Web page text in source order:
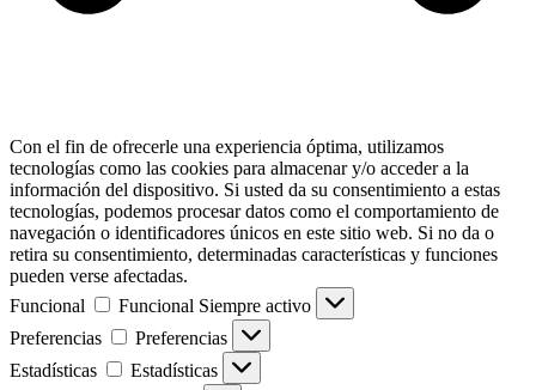
Con el fin de ofrecerle una experiencia óptima, utilizamos
tecnologías como las cookies para almacenar y/o acceder a la
información del dispositivo. Si usted da su consentimiento a estas
tecnologías, podemos procesar datos como el comportamiento de
navegación o identificadores únicos en este sitio web. Si no da o
retira su consentimiento, determinadas características y funciones
pueden verse afectadas.
Funcional
Funcional Siempre activo
Preferencias
Preferencias
Estadísticas
Estadísticas